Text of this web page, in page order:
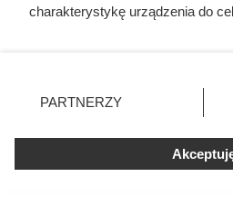
charakterystykę urządzenia do
zmienić/wycofać klikając
znajdujący się w lewym dolnym
użytkownika, ale masz prawo
przetwarzaniu. Preferencje będą
PARTNERZY